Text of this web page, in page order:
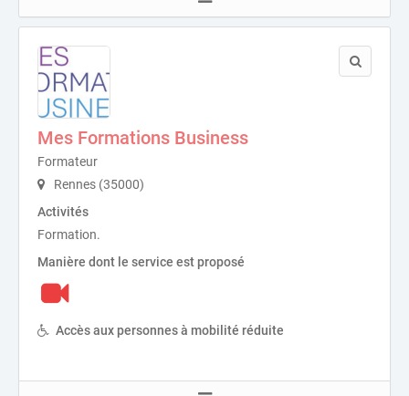
Mes Formations Business
Formateur
Rennes (35000)
Activités
Formation.
Manière dont le service est proposé
Accès aux personnes à mobilité réduite